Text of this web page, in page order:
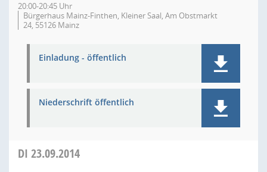
20:00-20:45 Uhr
Bürgerhaus Mainz-Finthen, Kleiner Saal, Am Obstmarkt
24, 55126 Mainz
Einladung - öffentlich
Niederschrift öffentlich
DI 23.09.2014